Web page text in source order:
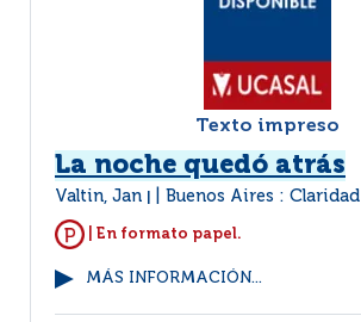
Texto impreso
La noche quedó atrás
Valtin, Jan Buenos Aires : Claridad
| En formato papel.
MÁS INFORMACIÓN...